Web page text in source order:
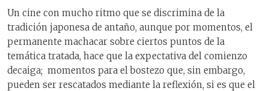
Un cine con mucho ritmo que se discrimina de la
tradición japonesa de antaño, aunque por momentos, el
permanente machacar sobre ciertos puntos de la
temática tratada, hace que la expectativa del comienzo
decaiga; momentos para el bostezo que, sin embargo,
pueden ser rescatados mediante la reflexión, si es que el